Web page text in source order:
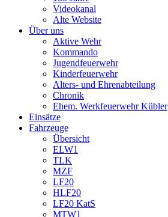
Videokanal
Alte Website
Über uns
Aktive Wehr
Kommando
Jugendfeuerwehr
Kinderfeuerwehr
Alters- und Ehrenabteilung
Chronik
Ehem. Werkfeuerwehr Kübler
Einsätze
Fahrzeuge
Übersicht
ELW1
TLK
MZF
LF20
HLF20
LF20 KatS
MTW1